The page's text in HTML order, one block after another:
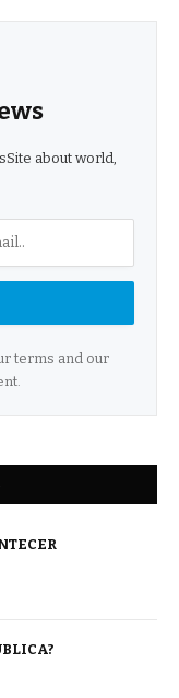
about world,
terms and our